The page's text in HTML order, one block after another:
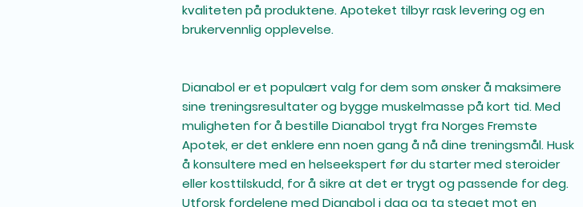
kvaliteten på produktene. Apoteket tilbyr rask levering og en
brukervennlig opplevelse.
Dianabol er et populært valg for dem som ønsker å maksimere
sine treningsresultater og bygge muskelmasse på kort tid. Med
muligheten for å bestille Dianabol trygt fra Norges Fremste
Apotek, er det enklere enn noen gang å nå dine treningsmål. Husk
å konsultere med en helseekspert før du starter med steroider
eller kosttilskudd, for å sikre at det er trygt og passende for deg.
Utforsk fordelene med Dianabol i dag og ta steget mot en